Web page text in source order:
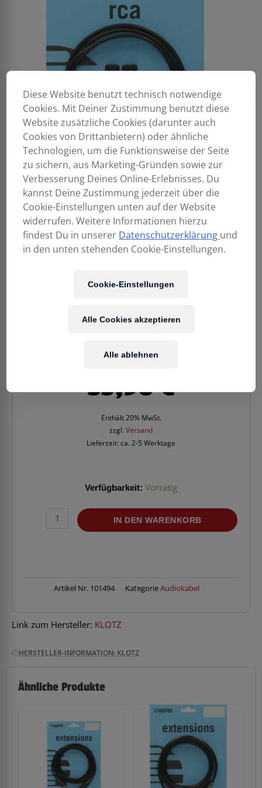
35,90€
Enthält 20% MwSt.
zzgl. Versand
Lieferzeit: ca. 2-5 Werktage
Verfügbarkeit: Vorrätig
IN DEN WARENKORB
Artikel Nr. 101494 KategorieAudiokabel
Link zum Hersteller: KLOTZ
HERSTELLER-INFORMATION: KLOTZ
Ähnliche Produkte
Diese Website benutzt technisch notwendige
Cookies. Mit Deiner Zustimmung benutzt diese
Website zusätzliche Cookies (darunter auch
Cookies von Drittanbietern) oder ähnliche
Technologien, um die Funktionsweise der Seite
zu sichern, aus Marketing-Gründen sowie zur
Verbesserung Deines Online-Erlebnisses. Du
kannst Deine Zustimmung jederzeit über die
Cookie-Einstellungen unten auf der Website
widerrufen. Weitere Informationen hierzu
findest Du in unserer Datenschutzerklärung und
in den unten stehenden Cookie-Einstellungen.
Cookie-Einstellungen
Alle ablehnen
Alle Cookies akzeptieren